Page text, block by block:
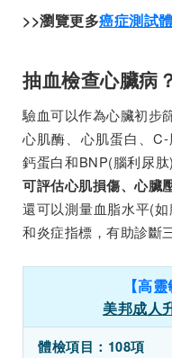
>>瀏覽更多癌症測試
抽血檢查心臟病
驗血可以作為心臟初步
心肌酶、心肌蛋白、
鈣蛋白和BNP(腦利尿
可評估心肌損傷、心臟
還可以測量血脂水平(
和炎症指標，有助診斷
【高
美邦成人
體檢項目：108項